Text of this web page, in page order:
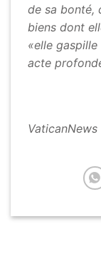
de sa bonté,
biens dont
«elle
acte
VaticanNews